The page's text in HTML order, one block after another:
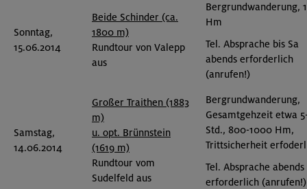
Sonntag,
15.06.2014
Beide Schinder (ca.
1800 m)
Rundtour von Valepp
aus
Bergrundwanderung,
Hm
Tel. Absprache bis Sa
abends erforderlich
(anrufen!)
Samstag,
14.06.2014
Großer Traithen (1883
m)
u. opt. Brünnstein
(1619 m)
Rundtour vom
Sudelfeld aus
Bergrundwanderung,
Gesamtgehzeit etwa
Std., 800-1000 Hm,
Trittsicherheit
Tel. Absprache abends
erforderlich (anrufen!)